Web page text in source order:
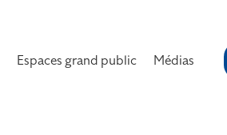
Espaces grand public Médias